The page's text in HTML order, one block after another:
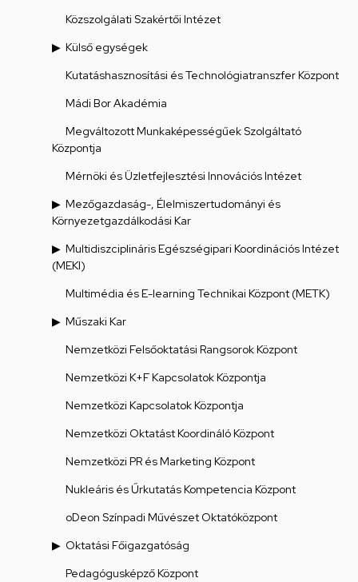
Közszolgálati Szakértői Intézet
Külső egységek
Kutatáshasznosítási és Technológiatranszfer Központ
Mádi Bor Akadémia
Megváltozott Munkaképességűek Szolgáltató
Központja
Mérnöki és Üzletfejlesztési Innovációs Intézet
Mezőgazdaság-, Élelmiszertudományi és
Környezetgazdálkodási Kar
Multidiszciplináris Egészségipari Koordinációs Intézet
(MEKI)
Multimédia és E-learning Technikai Központ (METK)
Műszaki Kar
Nemzetközi Felsőoktatási Rangsorok Központ
Nemzetközi K+F Kapcsolatok Központja
Nemzetközi Kapcsolatok Központja
Nemzetközi Oktatást Koordináló Központ
Nemzetközi PR és Marketing Központ
Nukleáris és Űrkutatás Kompetencia Központ
oDeon Színpadi Művészet Oktatóközpont
Oktatási Főigazgatóság
Pedagógusképző Központ